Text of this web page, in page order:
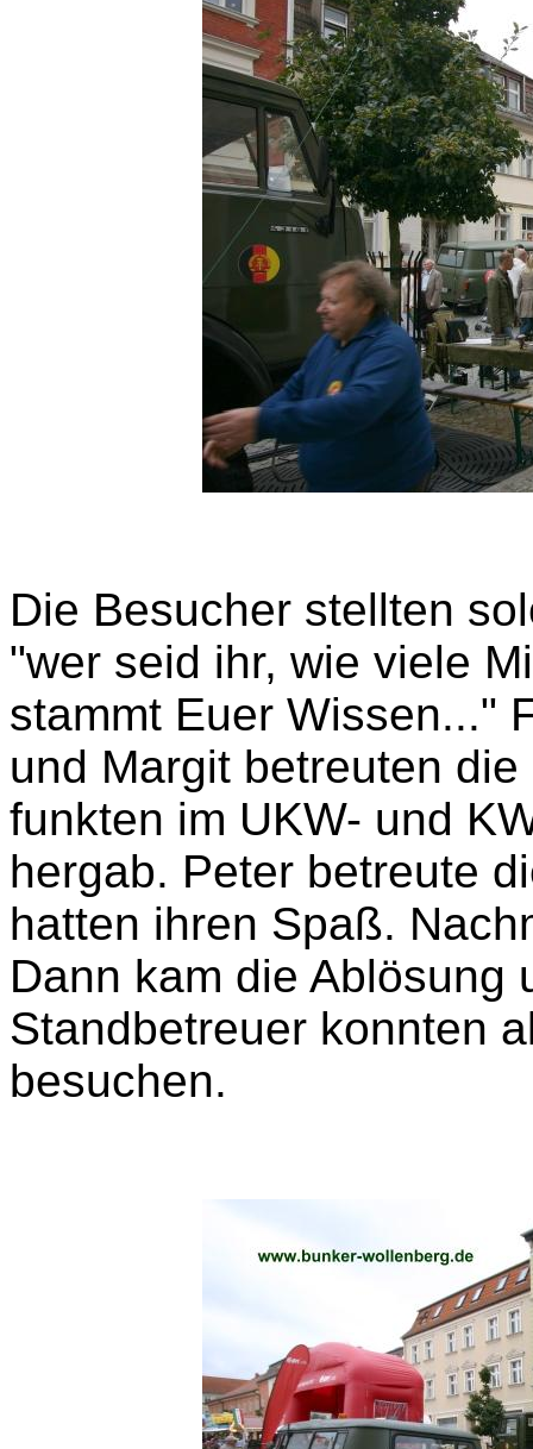
Die Besucher stellten
"wer seid ihr, wie viele
stammt Euer Wissen..."
und Margit betreuten
funkten im UKW- und
hergab. Peter betreute
hatten ihren Spaß.
Dann kam die Ablösung
Standbetreuer konnten
besuchen.